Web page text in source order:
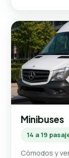
Minibuses
14 a 19
Cómodos y